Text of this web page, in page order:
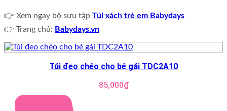
👉 Xem ngay bộ sưu tập Túi xách trẻ em Babydays
👉 Trang chủ: Babydays.vn
Túi đeo chéo cho bé gái TDC2A10
85,000₫